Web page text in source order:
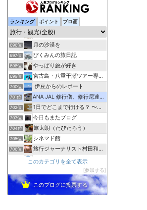
ランキング ポイント ブロ画
694位 元添乗員の視点で見た宿情報＆体験記
695位 Traicy
696位 月の沙漠を
697位 ぴくみんの旅日記
698位 やっぱり旅が好き
699位 宮古島・八重干瀬ツアー専門アクアベース
700位 伊豆からのレポート
701位 ANA JAL 修行僧、修行尼達の解脱修行情報部屋
702位 1日でどこまで行ける？ 〜普通列車の旅〜
703位 今日もまたブログ
704位 旅太朗（たびたろう）
705位 シネマド館
706位 旅行ジャーナリスト村田和子のブログ
東南アジア半年生活の旅行記と食べ歩きグルメ地図
えりおのトラベルブログ
このカテゴリを全て表示
参加する
このブログに投票する